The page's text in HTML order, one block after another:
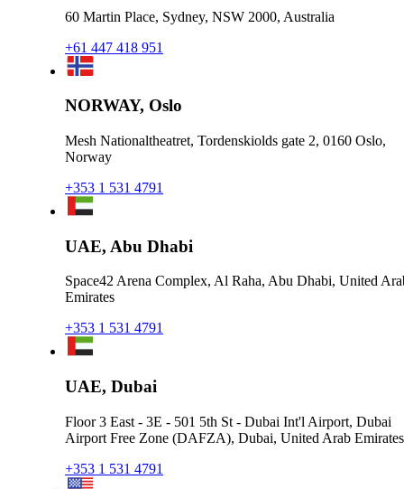
60 Martin Place, Sydney, NSW 2000, Australia
+61 447 418 951
NORWAY, Oslo
Mesh Nationaltheatret, Tordenskiolds gate 2, 0160 Oslo,
Norway
+353 1 531 4791
UAE, Abu Dhabi
Space42 Arena Complex, Al Raha, Abu Dhabi, United
Emirates
+353 1 531 4791
UAE, Dubai
Floor 3 East - 3E - 501 5th St - Dubai Int'l Airport, Dubai
Airport Free Zone (DAFZA), Dubai, United Arab Emirates
+353 1 531 4791